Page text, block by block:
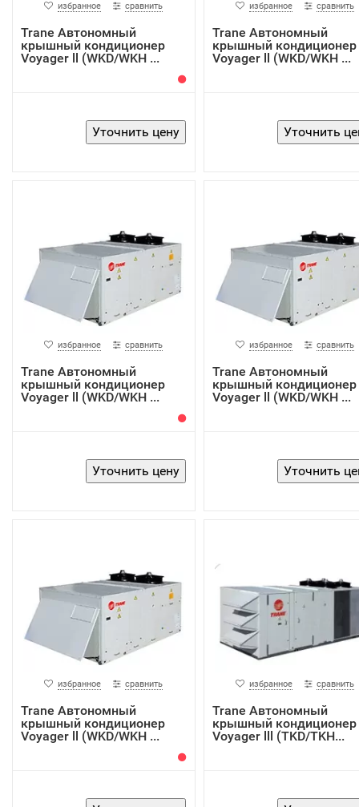
избранное сравнить
Trane Автономный
крышный кондиционер
Voyager ll (WKD/WKH ...
избранное сравнить
Trane Автономный
крышный кондиционер
Voyager ll (WKD/WKH ...
избранное сравнить
Trane Автономный
крышный кондиционер
Voyager ll (WKD/WKH ...
избранное сравнить
Trane Автономный
крышный кондиционер
Voyager ll (WKD/WKH ...
избранное сравнить
Trane Автономный
крышный кондиционер
Voyager ll (WKD/WKH ...
избранное сравнить
Trane Автономный
крышный кондиционер
Voyager lll (TKD/TKH...